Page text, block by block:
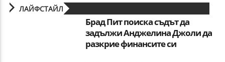
ЛАЙФСТАЙЛ
Брад Пит поиска съдът да
задължи Анджелина Джоли да
разкрие финансите си